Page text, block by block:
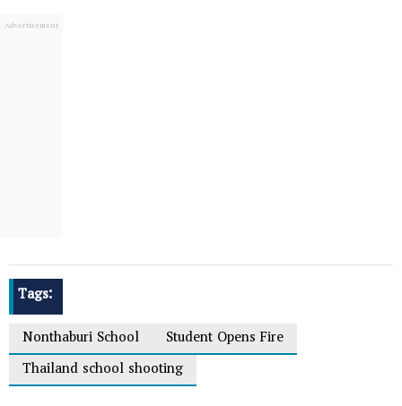
Tags:
Nonthaburi School
Student Opens Fire
Thailand school shooting